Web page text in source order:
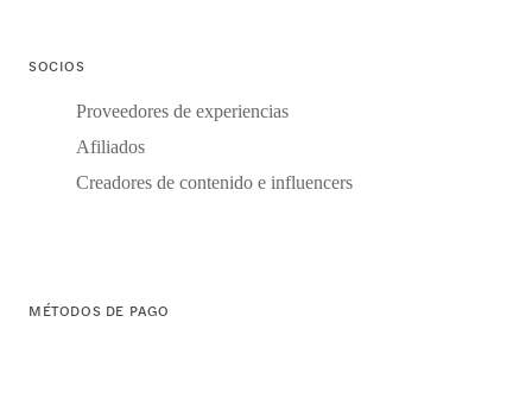
SOCIOS
Proveedores de experiencias
Afiliados
Creadores de contenido e influencers
MÉTODOS DE PAGO